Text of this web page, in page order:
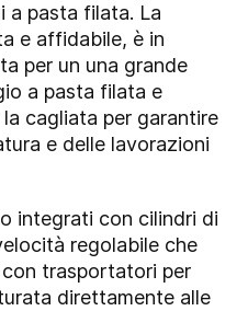
a pasta filata. La
e affidabile, è in
per un una grande
a pasta filata e
cagliata per garantire
e delle lavorazioni
integrati con cilindri di
regolabile che
trasportatori per
direttamente alle